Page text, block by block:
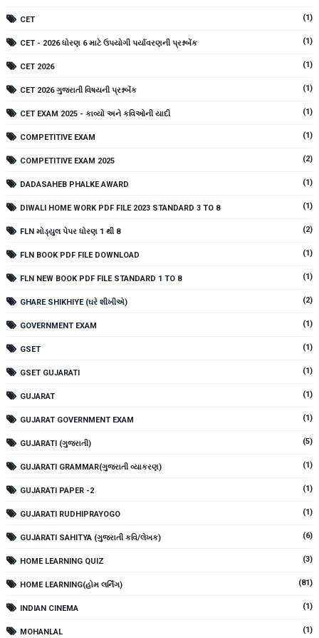
CET (1)
CET - 2026 ધોરણ 6 માટે ઉપયોગી પર્યાવરણની પ્રશ્નબેંક (1)
CET 2026 (1)
CET 2026 ગુજરાતી વિષયની પ્રશ્નબેંક (1)
CET EXAM 2025 - કાવ્યો અને કવિઓની યાદી (1)
COMPETITIVE EXAM (1)
COMPETITIVE EXAM 2025 (2)
DADASAHEB PHALKE AWARD (1)
DIWALI HOME WORK PDF FILE 2023 STANDARD 3 TO 8 (1)
FLN મોડ્યુલ પેપર ધોરણ 1 થી 8 (2)
FLN BOOK PDF FILE DOWNLOAD (1)
FLN NEW BOOK PDF FILE STANDARD 1 TO 8 (1)
GHARE SHIKHIYE (ઘરે શીખીએ) (2)
GOVERNMENT EXAM (1)
GSET (1)
GSET GUJARATI (1)
GUJARAT (1)
GUJARAT GOVERNMENT EXAM (1)
GUJARATI (ગુજરાતી) (5)
GUJARATI GRAMMAR(ગુજરાતી વ્યાકરણ) (1)
GUJARATI PAPER -2 (1)
GUJARATI RUDHIPRAYOGO (1)
GUJARATI SAHITYA (ગુજરાતી કવિ/લેખક) (6)
HOME LEARNING QUIZ (3)
HOME LEARNING(હોમ લર્નિંગ) (81)
INDIAN CINEMA (1)
MOHANLAL (1)